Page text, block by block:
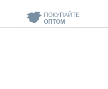
ПОКУПАЙТЕ
ОПТОМ